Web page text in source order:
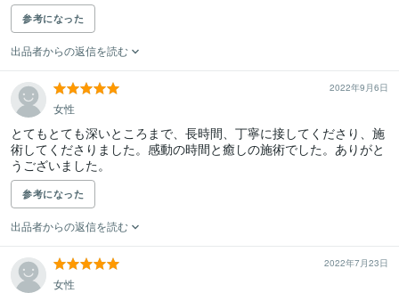
参考になった
出品者からの返信を読む
2022年9月6日
女性
とてもとても深いところまで、長時間、丁寧に接してくださり、施
術してくださりました。感動の時間と癒しの施術でした。ありがと
うございました。
参考になった
出品者からの返信を読む
2022年7月23日
女性